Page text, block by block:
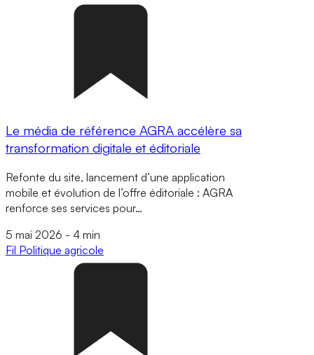
Le média de référence AGRA accélère sa
transformation digitale et éditoriale
Refonte du site, lancement d’une application
mobile et évolution de l’offre éditoriale : AGRA
renforce ses services pour…
5 mai 2026 - 4 min
Fil Politique agricole